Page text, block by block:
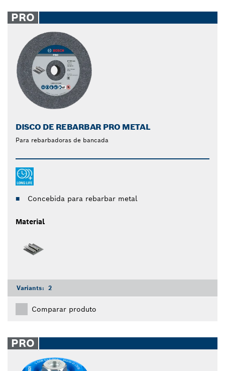
PRO
DISCO DE REBARBAR PRO METAL
Para rebarbadoras de bancada
Concebida para rebarbar metal
Material
Variants: 2
Comparar produto
PRO